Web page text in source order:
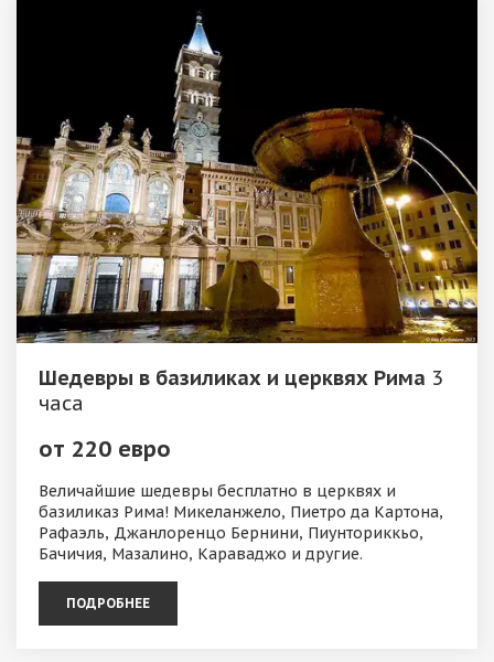
Шедевры в базиликах и церквях Рима 3
часа
от 220 евро
Величайшие шедевры бесплатно в церквях и
базиликаз Рима! Микеланжело, Пиетро да Картона,
Рафаэль, Джанлоренцо Бернини, Пиунториккьо,
Бачичия, Мазалино, Караваджо и другие.
ПОДРОБНЕЕ